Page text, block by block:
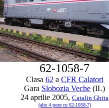
62-1058-7
Clasa 62 a CFR Calatori
Gara Slobozia Veche (IL)
24 aprilie 2005, Catalin Ghita
(alte 4 poze cu 62-1058-7)